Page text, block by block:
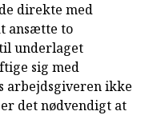
direkte med
ansætte to
underlaget
sig med
arbejdsgiveren ikke
det nødvendigt at